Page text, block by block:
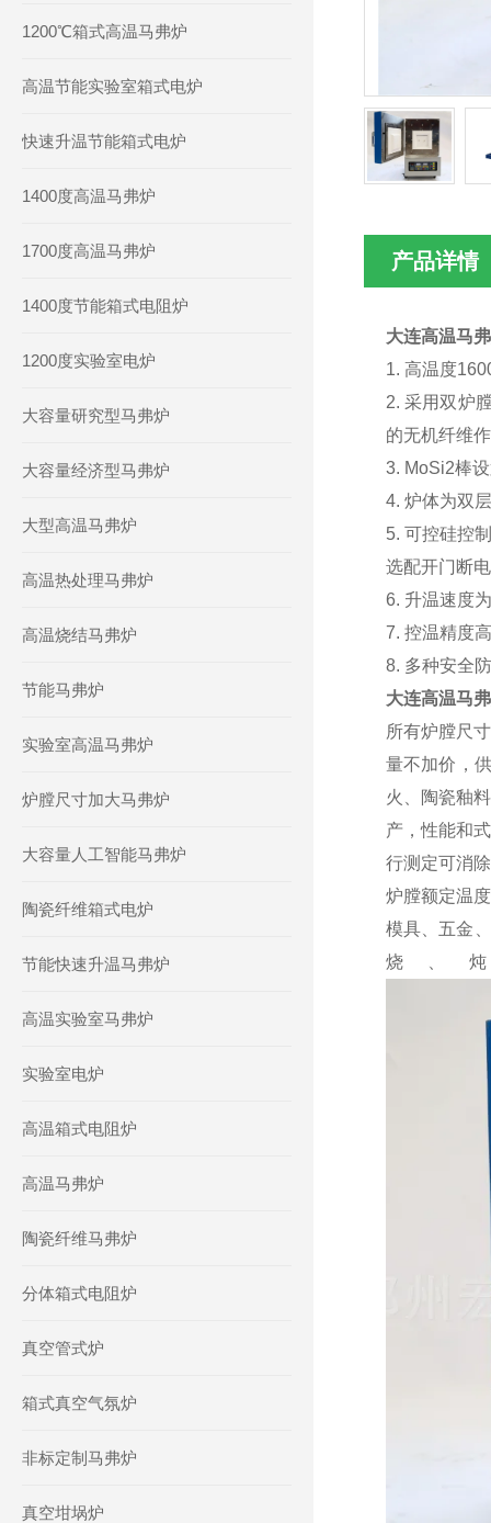
1200℃箱式高温马弗炉
高温节能实验室箱式电炉
快速升温节能箱式电炉
1400度高温马弗炉
1700度高温马弗炉
1400度节能箱式电阻炉
1200度实验室电炉
大容量研究型马弗炉
大容量经济型马弗炉
大型高温马弗炉
高温热处理马弗炉
高温烧结马弗炉
节能马弗炉
实验室高温马弗炉
炉膛尺寸加大马弗炉
大容量人工智能马弗炉
陶瓷纤维箱式电炉
节能快速升温马弗炉
高温实验室马弗炉
实验室电炉
高温箱式电阻炉
高温马弗炉
陶瓷纤维马弗炉
分体箱式电阻炉
真空管式炉
箱式真空气氛炉
非标定制马弗炉
真空坩埚炉
产品详情
大连高温马
1. 高温度
2. 采用双炉
的无机纤维
3. MoSi2棒
4. 炉体为双
5. 可控硅控
选配开门断
6. 升温速度
7. 控温精度
8. 多种安全
大连高温马
所有炉膛尺
量不加价，
火、陶瓷釉
产，性能和
行测定可消
炉膛额定温
模具、五金、
烧、